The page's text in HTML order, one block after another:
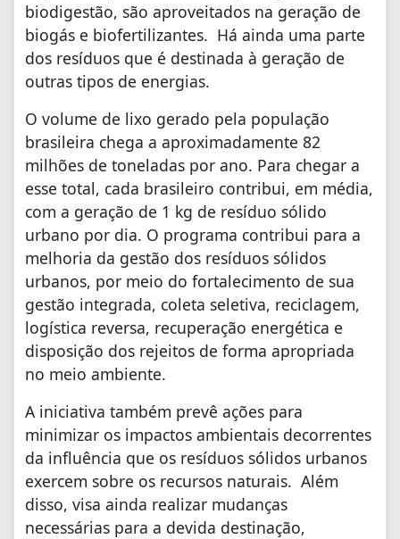
biodigestão, são aproveitados na geração de
biogás e biofertilizantes. Há ainda uma parte
dos resíduos que é destinada à geração de
outras tipos de energias.
O volume de lixo gerado pela população
brasileira chega a aproximadamente 82
milhões de toneladas por ano. Para chegar a
esse total, cada brasileiro contribui, em média,
com a geração de 1 kg de resíduo sólido
urbano por dia. O programa contribui para a
melhoria da gestão dos resíduos sólidos
urbanos, por meio do fortalecimento de sua
gestão integrada, coleta seletiva, reciclagem,
logística reversa, recuperação energética e
disposição dos rejeitos de forma apropriada
no meio ambiente.
A iniciativa também prevê ações para
minimizar os impactos ambientais decorrentes
da influência que os resíduos sólidos urbanos
exercem sobre os recursos naturais. Além
disso, visa ainda realizar mudanças
necessárias para a devida destinação,